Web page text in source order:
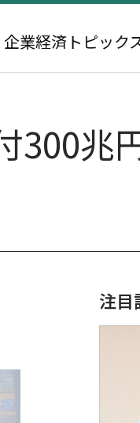
企業経済 トピック
300兆
注目